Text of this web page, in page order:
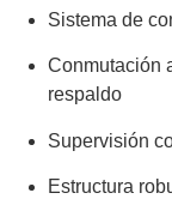
Sistema de
Conmutación
respaldo
Supervisión
Estructura